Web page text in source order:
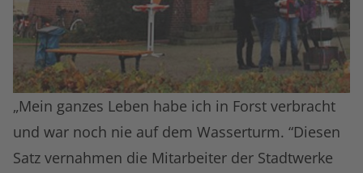
„Mein ganzes Leben habe ich in Forst verbracht
und war noch nie auf dem Wasserturm. “Diesen
Satz vernahmen die Mitarbeiter der Stadtwerke